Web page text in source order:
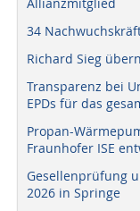
Allianzmitglied
34
Richard Sieg
Transparenz bei
EPDs für das
Propan-
Fraunhofer ISE
Gesellenprüfung
2026 in Springe